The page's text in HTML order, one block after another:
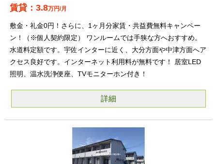
3.8万円/月
敷金・礼金0円！さらに、1ヶ月分家賃・共益費無料キャンペー
ン！（※個人契約限定） ワンルームでは手狭な方へおすすめ。
水道料定額です。宇佐インターに近く、大分方面や中津方面へア
クセス良好です。インターネット利用料が無料です！ 居室LED
照明、温水洗浄便座、TVモニターホン付き！
詳細